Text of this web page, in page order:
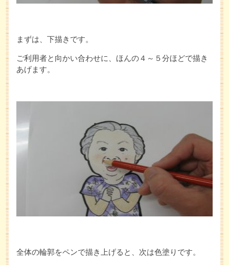
まずは、下描きです。
ご利用者と向かい合わせに、ほんの４～５分ほどで描き
あげます。
全体の輪郭をペンで描き上げると、次は色塗りです。